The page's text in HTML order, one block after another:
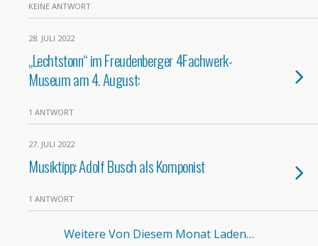
KEINE ANTWORT
28. JULI 2022
„Lechtstonn“ im Freudenberger 4Fachwerk-
Museum am 4. August:
1 ANTWORT
27. JULI 2022
Musiktipp: Adolf Busch als Komponist
1 ANTWORT
Weitere Von Diesem Monat Laden…